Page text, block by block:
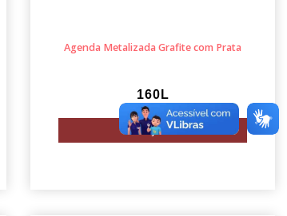
Agenda Metalizada Grafite com Prata
160L